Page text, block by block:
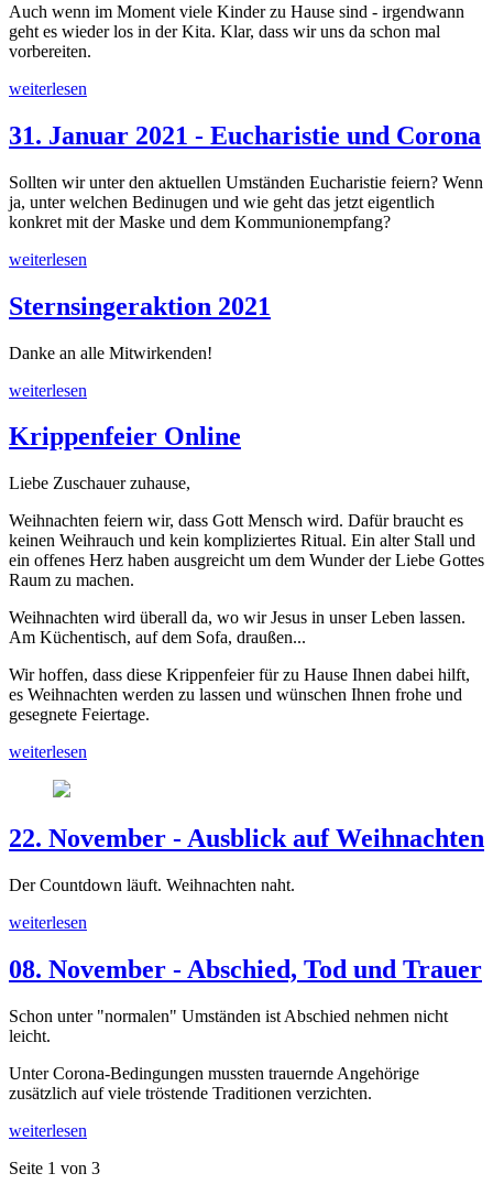
Auch wenn im Moment viele Kinder zu Hause sind - irgendwann
geht es wieder los in der Kita. Klar, dass wir uns da schon mal
vorbereiten.
weiterlesen
31. Januar 2021 - Eucharistie und Corona
Sollten wir unter den aktuellen Umständen Eucharistie feiern? Wenn
ja, unter welchen Bedinugen und wie geht das jetzt eigentlich
konkret mit der Maske und dem Kommunionempfang?
weiterlesen
Sternsingeraktion 2021
Danke an alle Mitwirkenden!
weiterlesen
Krippenfeier Online
Liebe Zuschauer zuhause,
Weihnachten feiern wir, dass Gott Mensch wird. Dafür braucht es
keinen Weihrauch und kein kompliziertes Ritual. Ein alter Stall und
ein offenes Herz haben ausgreicht um dem Wunder der Liebe Gottes
Raum zu machen.
Weihnachten wird überall da, wo wir Jesus in unser Leben lassen.
Am Küchentisch, auf dem Sofa, draußen...
Wir hoffen, dass diese Krippenfeier für zu Hause Ihnen dabei hilft,
es Weihnachten werden zu lassen und wünschen Ihnen frohe und
gesegnete Feiertage.
weiterlesen
22. November - Ausblick auf Weihnachten
Der Countdown läuft. Weihnachten naht.
weiterlesen
08. November - Abschied, Tod und Trauer
Schon unter "normalen" Umständen ist Abschied nehmen nicht
leicht.
Unter Corona-Bedingungen mussten trauernde Angehörige
zusätzlich auf viele tröstende Traditionen verzichten.
weiterlesen
Seite 1 von 3